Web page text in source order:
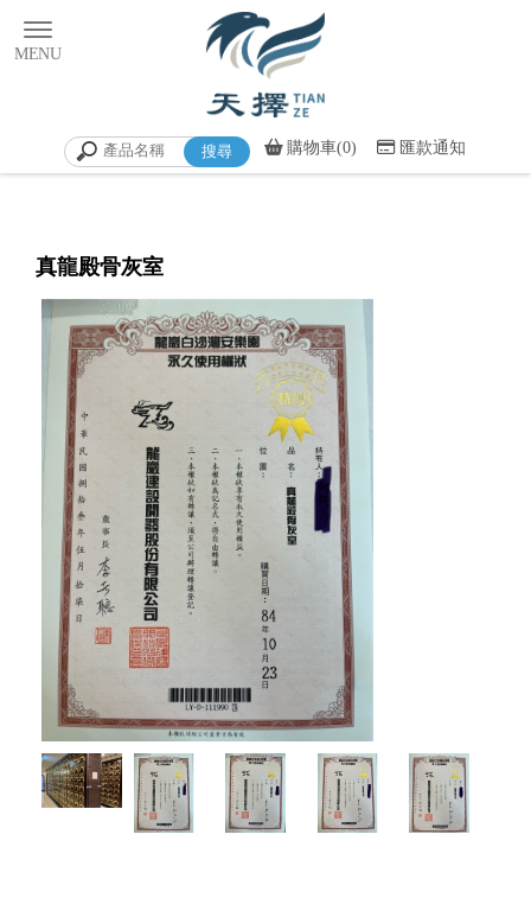
購物車(0) 匯款通知
真龍殿骨灰室